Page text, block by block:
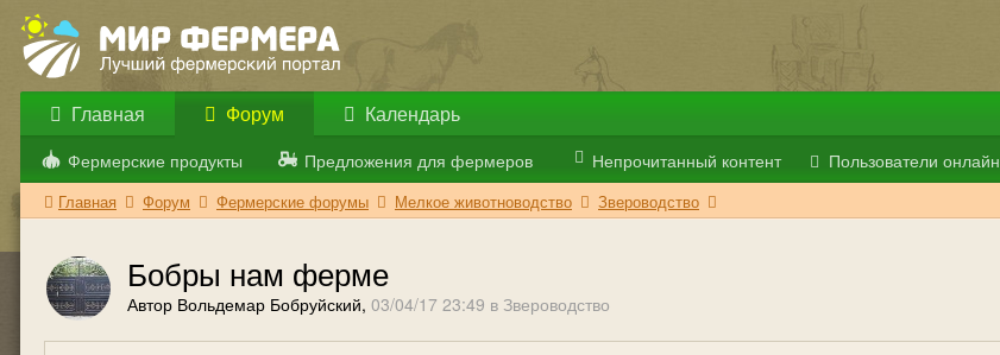
Главная Форум
Фермерские продукты Предложения для фермеров Непрочитанный контент Пользователи онлайн
Календарь
Главная Форум Фермерские форумы Мелкое животноводство Звероводство
Бобры нам ферме
Автор Вольдемар Бобруйский, 03/04/17 23:49 в Звероводство